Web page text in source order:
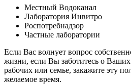
Местный Водоканал
Лаборатория Инвитро
Роспотребнадзор
Частные лаборатории
Если Вас волнует вопрос
жизни, если Вы заботитесь о
рабочих или семье, закажите эту
желаемое время.